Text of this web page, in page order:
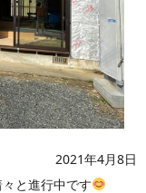
2021年4月8日
と進行中です